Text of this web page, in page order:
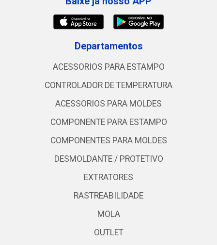
Departamentos
ACESSORIOS PARA ESTAMPO
CONTROLADOR DE TEMPERATURA
ACESSORIOS PARA MOLDES
COMPONENTE PARA ESTAMPO
COMPONENTES PARA MOLDES
DESMOLDANTE / PROTETIVO
EXTRATORES
RASTREABILIDADE
MOLA
OUTLET